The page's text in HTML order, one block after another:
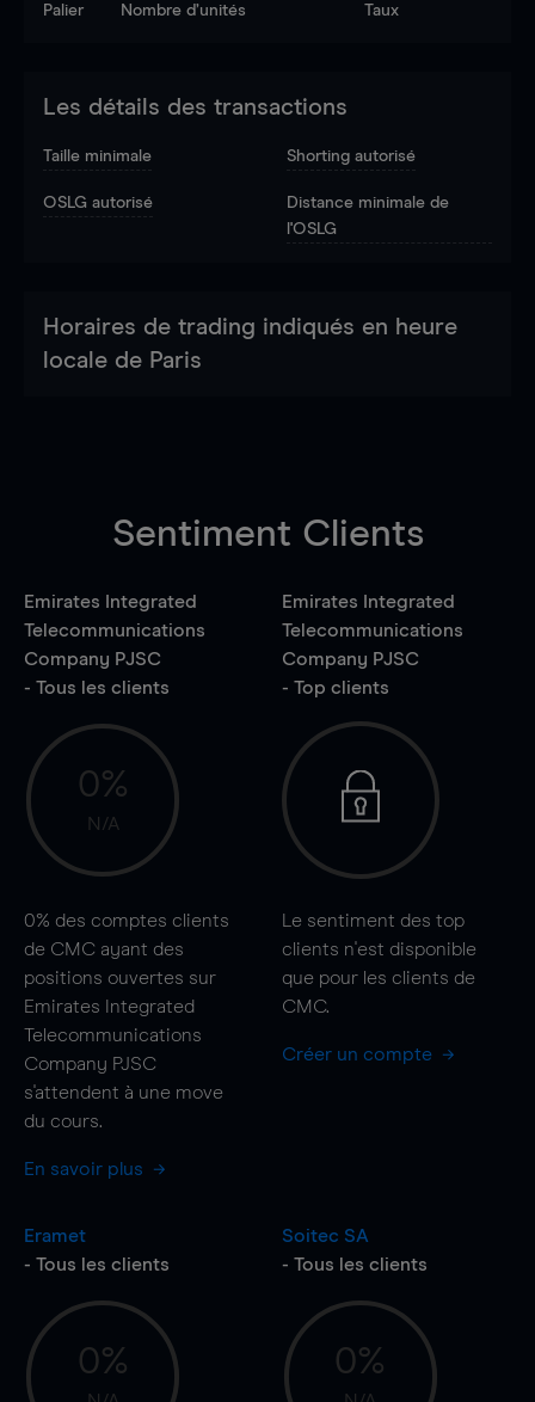
Palier Nombre d’unités Taux
Les détails des transactions
Taille minimale Shorting autorisé
OSLG autorisé
Distance minimale de
l'OSLG
Horaires de trading indiqués en heure
locale de Paris
Sentiment Clients
Emirates Integrated
Telecommunications
Company PJSC
- Tous les clients
0%
N/A
0% des comptes clients
de CMC ayant des
positions ouvertes sur
Emirates Integrated
Telecommunications
Company PJSC
s'attendent à une move
du cours.
En savoir plus
Emirates Integrated
Telecommunications
Company PJSC
- Top clients
Le sentiment des top
clients n'est disponible
que pour les clients de
CMC.
Créer un compte
Eramet
- Tous les clients
0%
Soitec SA
- Tous les clients
0%